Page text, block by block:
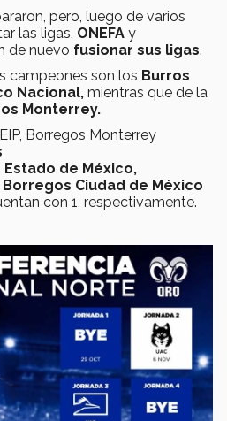
pero, luego de varios
las ligas, ONEFA y
de nuevo fusionar sus ligas.
campeones son los Burros
Nacional, mientras que de la
Monterrey.
Borregos Monterrey
de México,
Borregos Ciudad de México
con 1, respectivamente.